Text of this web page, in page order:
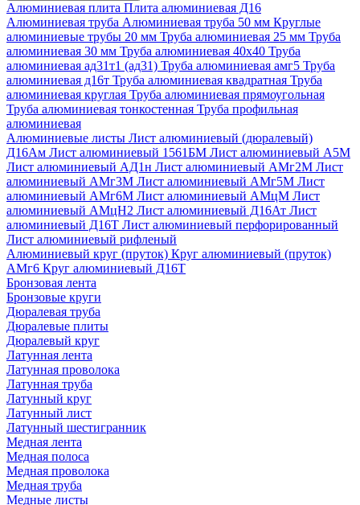
Алюминиевая плита Плита алюминиевая Д16
Алюминиевая труба Алюминиевая труба 50 мм Круглые
алюминиевые трубы 20 мм Труба алюминиевая 25 мм Труба
алюминиевая 30 мм Труба алюминиевая 40х40 Труба
алюминиевая ад31т1 (ад31) Труба алюминиевая амг5 Труба
алюминиевая д16т Труба алюминиевая квадратная Труба
алюминиевая круглая Труба алюминиевая прямоугольная
Труба алюминиевая тонкостенная Труба профильная
алюминиевая
Алюминиевые листы Лист алюминиевый (дюралевый)
Д16Ам Лист алюминиевый 1561БМ Лист алюминиевый А5М
Лист алюминиевый АД1н Лист алюминиевый АМг2М Лист
алюминиевый АМг3М Лист алюминиевый АМг5М Лист
алюминиевый АМг6М Лист алюминиевый АМцМ Лист
алюминиевый АМцН2 Лист алюминиевый Д16Ат Лист
алюминиевый Д16Т Лист алюминиевый перфорированный
Лист алюминиевый рифленый
Алюминиевый круг (пруток) Круг алюминиевый (пруток)
АМг6 Круг алюминиевый Д16Т
Бронзовая лента
Бронзовые круги
Дюралевая труба
Дюралевые плиты
Дюралевый круг
Латунная лента
Латунная проволока
Латунная труба
Латунный круг
Латунный лист
Латунный шестигранник
Медная лента
Медная полоса
Медная проволока
Медная труба
Медные листы